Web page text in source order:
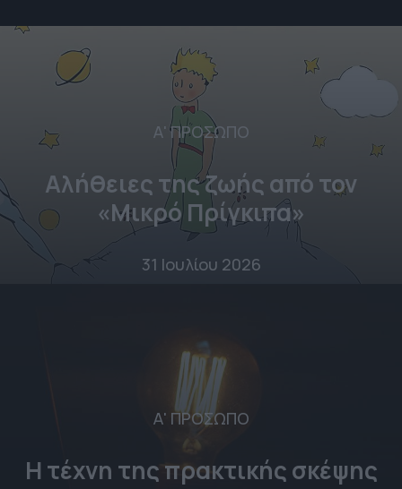
Α' ΠΡΟΣΩΠΟ
Αλήθειες της ζωής από τον
«Μικρό Πρίγκιπα»
31 Ιουλίου 2026
Α' ΠΡΟΣΩΠΟ
Η τέχνη της πρακτικής σκέψης